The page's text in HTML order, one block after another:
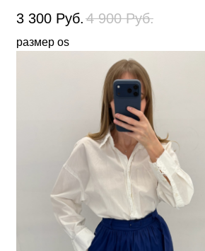
3 300 Руб. 4 900 Руб.
размер os